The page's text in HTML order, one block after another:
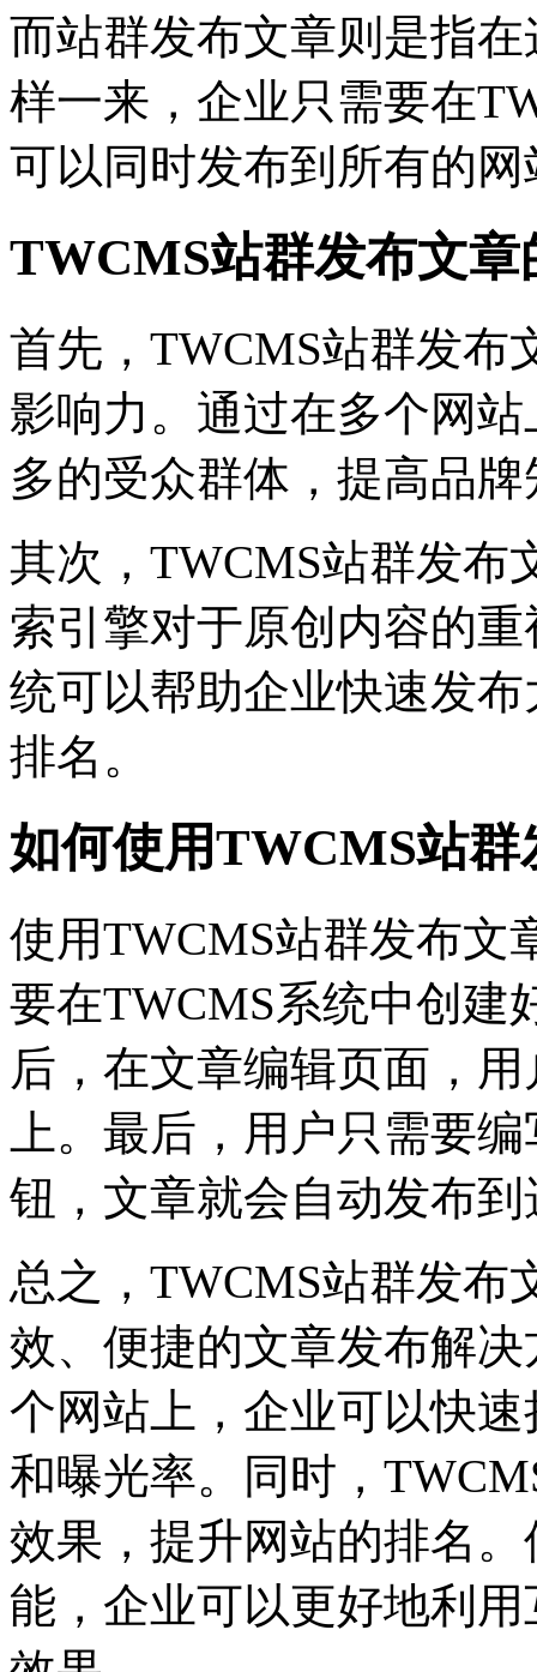
而站群发布文章则是指
样一来，企业只需要在
可以同时发布到所有的
TWCMS站群发布文章
首先，TWCMS站群发布
影响力。通过在多个网
多的受众群体，提高品
其次，TWCMS站群发布
索引擎对于原创内容的
统可以帮助企业快速发
排名。
如何使用TWCMS站群
使用TWCMS站群发布文
要在TWCMS系统中创建
后，在文章编辑页面，
上。最后，用户只需要
钮，文章就会自动发布
总之，TWCMS站群发布
效、便捷的文章发布解
个网站上，企业可以快
和曝光率。同时，
效果，提升网站的排名
能，企业可以更好地利